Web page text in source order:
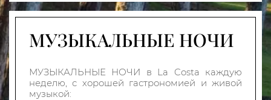
МУЗЫКАЛЬНЫЕ НОЧИ
МУЗЫКАЛЬНЫЕ НОЧИ в La Costa каждую
неделю, с хорошей гастрономией и живой
музыкой: